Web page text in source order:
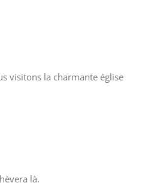
visitons la charmante église
là.